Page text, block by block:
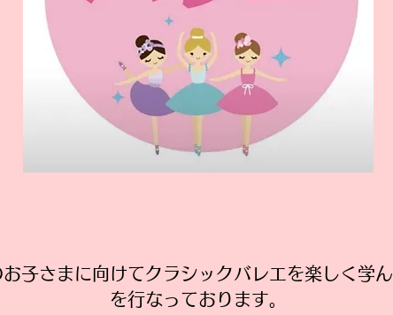
子さまに向けてクラシックバレエを楽しく学
を行なっております。